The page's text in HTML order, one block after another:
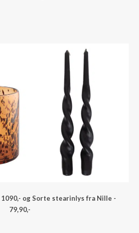
1090,- og Sorte stearinlys fra Nille -
79,90,-